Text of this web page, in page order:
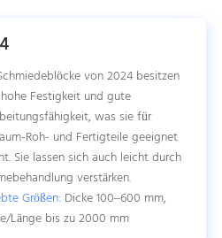
von 2024 besitzen
Festigkeit und gute
was sie für
Roh- und Fertigteile geeignet
Sie lassen sich auch leicht durch
verstärken.
Größen: Dicke 100–600 mm,
Länge bis zu 2000 mm